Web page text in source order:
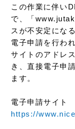
この作業に伴い
で、「
スが不安定にな
電子申請を行わ
サイトのアドレ
き、直接電子申
ます。
電子申請サイト
https://